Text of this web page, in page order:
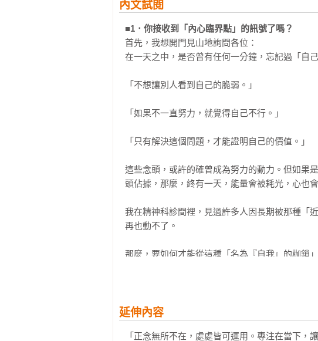
2. 120項「疲勞檢測指標」，讓隱形壓力透明化
症狀直接對應到書中的特定章節，讀者可根據目
3.簡單易行&對症下藥！專為忙碌現代人設計的「1
在通勤、排隊或工作空檔，都能即時緩解焦慮、
【誠摯推薦】
洪仲清╱臨床心理師
盧美妏╱人生設計心理諮商所共同創辦人・諮商
（依姓氏筆畫排序）
首要之務是「離開現場」
第五章：將自我否定感重置歸「零」
給自己一份名為「時間」的禮物
完全不必感嘆「做不到的自己真沒用」
越是掛在嘴邊，越會變成「無法行動之人」的「扣
削減「投注在無關緊要之事的時間」，回歸原點
為了尋回「逐漸消失的好奇心」，首先該做的事
第六章：減少不安 找到更好的方法
越想消除就纏得越緊，請給予「不安」容身之處
滑SNS是無法填補寂寞的
舒適睡眠所需要的，是「安心感」
在被孤獨感折磨的谷底時期，真正必要的思維方式
的本質，是讓內心盡可能地接近「空」。
在運動或將棋等競技世界裡，最需要的能力是：
態，以及無論遇到什麼狀況都不慌亂，並將注意
手，都養成了坐禪、冥想等正念實踐法的習慣，
此外，商務場合也很需要從緊張狀態切換到放鬆
Bias）、預防職場騷擾，以及促進心理健康。
研究也顯示，冥想能幫助人拓展視野，激發想像
續引入正念訓練。
在這裡，我想介紹一個關於正念臨床應用的實際
憂鬱症這個疾病，在經過治療、症狀減輕後，更
者。其中一半在進行正念冥想的同時，逐漸減少
內文試閱
■1．你接收到「內心臨界點」的訊號了嗎？
首先，我想開門見山地詢問各位：
在一天之中，是否曾有任何一分鐘，忘記過「自
「不想讓別人看到自己的脆弱。」
「如果不一直努力，就覺得自己不行。」
「只有解決這個問題，才能證明自己的價值。」
這些念頭，或許的確曾成為努力的動力。但如果
頭佔據，那麼，終有一天，能量會被耗光，心也
我在精神科診間裡，見過許多人因長期被那種「
再也動不了。
那麼，要如何才能從這種「名為『自我』的枷鎖
不是「之前做過的事」，也不是「之後要做的事
只要將心帶回當下，就能在那短暫的片刻裡，暫
延伸內容
「正念無所不在，處處皆可運用。專注在當下